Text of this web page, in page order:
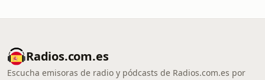
Radios.com.es
Escucha emisoras de radio y pódcasts de Radios.com.es por